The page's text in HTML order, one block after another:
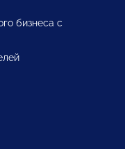
бизнеса с